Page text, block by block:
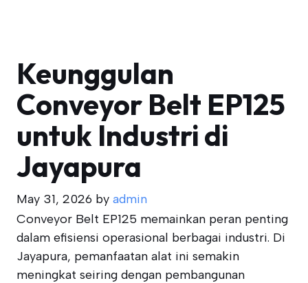
Keunggulan
Conveyor Belt EP125
untuk Industri di
Jayapura
May 31, 2026 by admin
Conveyor Belt EP125 memainkan peran penting
dalam efisiensi operasional berbagai industri. Di
Jayapura, pemanfaatan alat ini semakin
meningkat seiring dengan pembangunan